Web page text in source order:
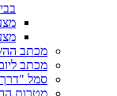
מכתב
מכתב ליום
סמל "דרך
מטרות